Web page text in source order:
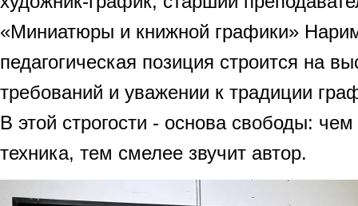
«Миниатюры и книжной графики»
педагогическая позиция строится на
требований и уважении к традиции
В этой строгости - основа свободы:
техника, тем смелее звучит автор.